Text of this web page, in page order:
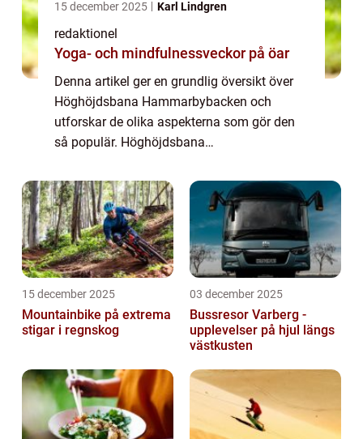
15 december 2025 Karl Lindgren
redaktionel
Yoga- och mindfulnessveckor på öar
Denna artikel ger en grundlig översikt över
Höghöjdsbana Hammarbybacken och
utforskar de olika aspekterna som gör den
så populär. Höghöjdsbana
spännande aktivitet som erbjuder en unik
upplevelse för besökare i alla ...
15 december 2025
Mountainbike på extrema
stigar i regnskog
03 december 2025
Bussresor Varberg -
upplevelser på hjul längs
västkusten